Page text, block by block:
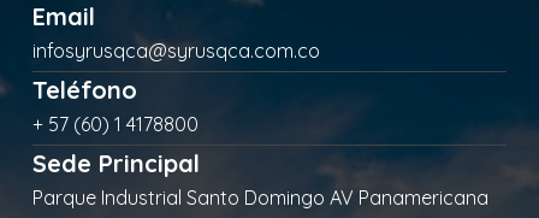
Email
infosyrusqca@syrusqca.com.co
Teléfono
+ 57 (60) 1 4178800
Sede Principal
Parque Industrial Santo Domingo AV Panamericana